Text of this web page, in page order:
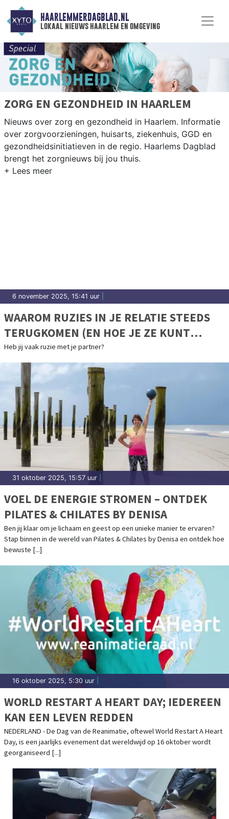
HAARLEMMERDAGBLAD.NL
lokaal nieuws haarlem en omgeving
ZORG EN GEZONDHEID IN HAARLEM
Nieuws over zorg en gezondheid in Haarlem. Informatie
over zorgvoorzieningen, huisarts, ziekenhuis, GGD en
gezondheidsinitiatieven in de regio. Haarlems Dagblad
brengt het zorgnieuws bij jou thuis.
6 november 2025, 15:41 uur
WAAROM RUZIES IN JE RELATIE STEEDS
TERUGKOMEN (EN HOE JE ZE KUNT
DOORBREKEN)
Heb jij vaak ruzie met je partner?
31 oktober 2025, 15:57 uur
VOEL DE ENERGIE STROMEN – ONTDEK
PILATES & CHILATES BY DENISA
Ben jij klaar om je lichaam en geest op een unieke manier te ervaren?
Stap binnen in de wereld van Pilates & Chilates by Denisa en ontdek hoe
bewuste [...]
16 oktober 2025, 5:30 uur
WORLD RESTART A HEART DAY; IEDEREEN
KAN EEN LEVEN REDDEN
NEDERLAND - De Dag van de Reanimatie, oftewel World Restart A Heart
Day, is een jaarlijks evenement dat wereldwijd op 16 oktober wordt
georganiseerd [...]